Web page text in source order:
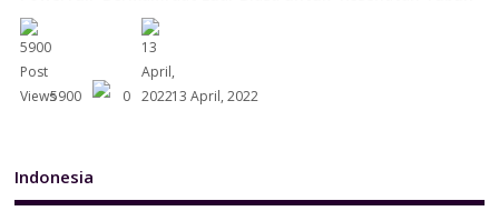
5900 0 13 April, 2022
Indonesia